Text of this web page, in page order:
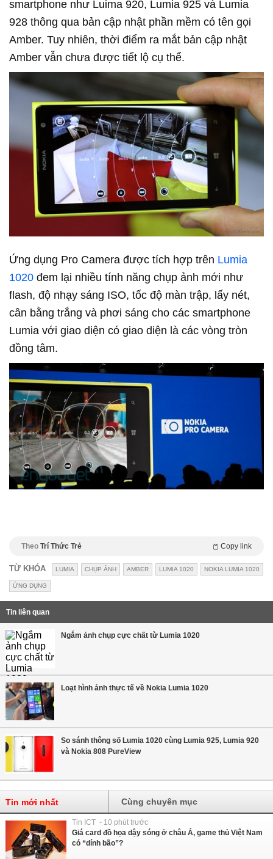
smartphone như Luima 920, Lumia 925 và Lumia
928 thông qua bản cập nhật phần mềm có tên gọi
Amber. Tuy nhiên, thời điểm ra mắt bản cập nhật
Amber vẫn chưa được tiết lộ cụ thể.
Ứng dụng Pro Camera được tích hợp trên Lumia
1020 đem lại nhiều tính năng chụp ảnh mới như
flash, độ nhạy sáng ISO, tốc độ màn trập, lấy nét,
cân bằng trắng và phơi sáng cho các smartphone
Lumia với giao diện có giao diện là các vòng tròn
đồng tâm.
Theo Trí Thức Trẻ Copy link
TỪ KHÓA LUMIA CHỤP ẢNH AMBER LUMIA 1020 NOKIA LUMIA 1020
ỨNG DỤNG
Tin liên quan
Ngắm ảnh chụp cực chất từ Lumia 1020
Loạt hình ảnh thực tế về Nokia Lumia 1020
So sánh thông số Lumia 1020 cùng Lumia 925, Lumia 920
và Nokia 808 PureView
Tin mới nhất Cùng chuyên mục
Tin ICT - 10 phút trước
Giá card đồ họa dậy sóng ở châu Á, game thủ Việt Nam
có “dính bão”?